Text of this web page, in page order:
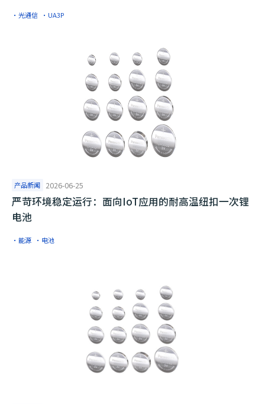
·光通信 ·UA3P
产品新闻 2026-06-25
严苛环境稳定运行：面向IoT应用的耐高温纽扣一次锂
电池
·能源 ·电池